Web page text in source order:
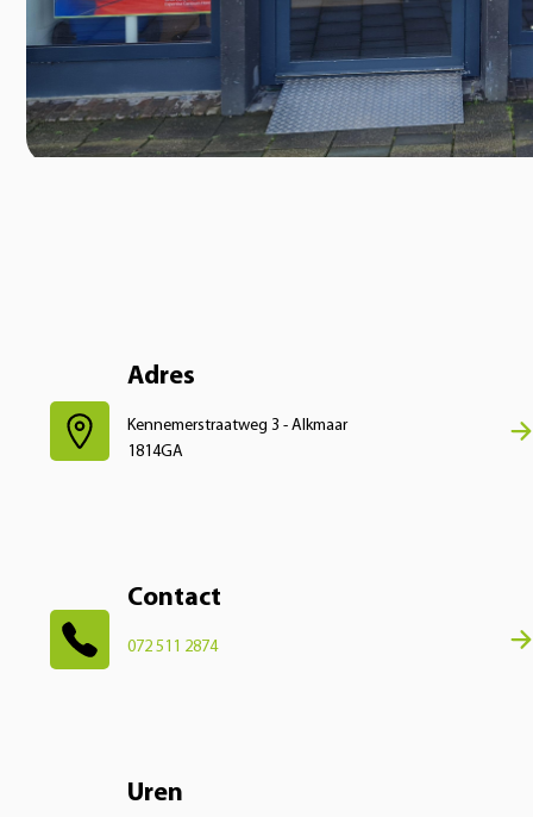
Adres
Kennemerstraatweg 3 - Alkmaar
1814GA
Contact
072 511 2874
Uren